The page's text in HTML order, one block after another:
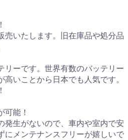
売いたします。旧在庫品や処分品
リーです。世界有数のバッテリー
いことから日本でも人気です。
可能！
発生がないので、車内や室内で安
にメンテナンスフリーが嬉しいで